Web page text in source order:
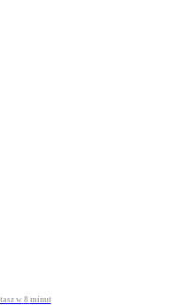
w 8 minut